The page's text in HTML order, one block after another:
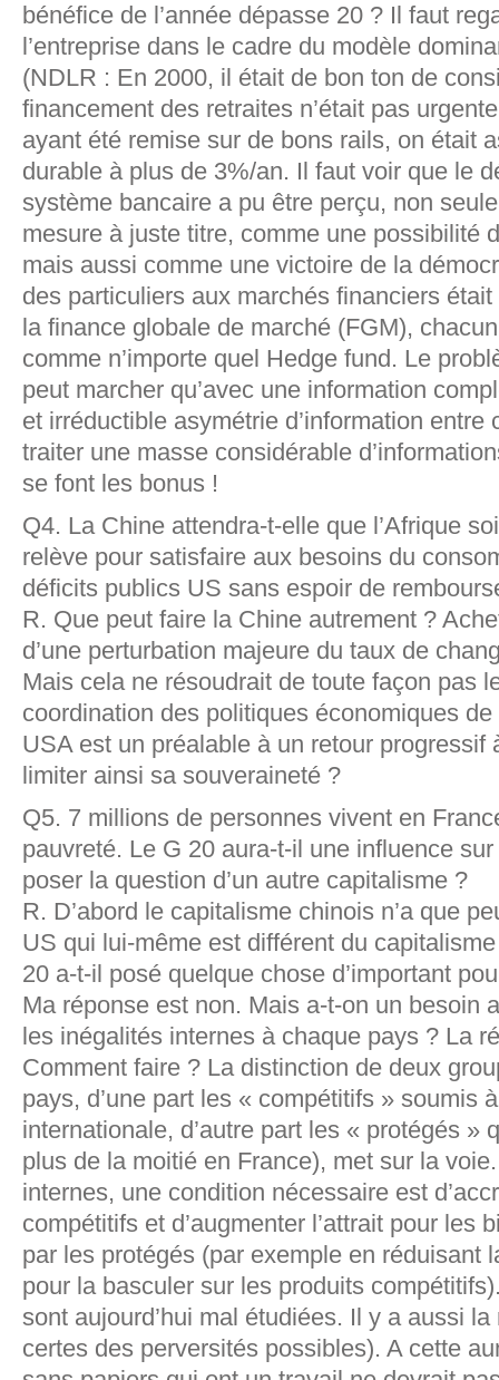
bénéfice de l’année dépasse 20 ? Il faut
l’entreprise dans le cadre du modèle
(NDLR : En 2000, il était de bon ton de
financement des retraites n’était pas
ayant été remise sur de bons rails, on était
durable à plus de 3%/an. Il faut voir que le
système bancaire a pu être perçu, non
mesure à juste titre, comme une possibilité
mais aussi comme une victoire de la
des particuliers aux marchés financiers
la finance globale de marché (FGM),
comme n’importe quel Hedge fund. Le
peut marcher qu’avec une information
et irréductible asymétrie d’information
traiter une masse considérable
se font les bonus !
Q4. La Chine attendra-t-elle que l’Afrique
relève pour satisfaire aux besoins du
déficits publics US sans espoir de
R. Que peut faire la Chine autrement ?
d’une perturbation majeure du taux de
Mais cela ne résoudrait de toute façon pas
coordination des politiques économiques
USA est un préalable à un retour progressif
limiter ainsi sa souveraineté ?
Q5. 7 millions de personnes vivent en
pauvreté. Le G 20 aura-t-il une influence
poser la question d’un autre capitalisme ?
R. D’abord le capitalisme chinois n’a que
US qui lui-même est différent du
20 a-t-il posé quelque chose d’important
Ma réponse est non. Mais a-t-on un besoin
les inégalités internes à chaque pays ? La
Comment faire ? La distinction de deux
pays, d’une part les « compétitifs » soumis
internationale, d’autre part les « protégés »
plus de la moitié en France), met sur la
internes, une condition nécessaire est
compétitifs et d’augmenter l’attrait pour les
par les protégés (par exemple en réduisant
pour la basculer sur les produits
sont aujourd’hui mal étudiées. Il y a aussi
certes des perversités possibles). A cette